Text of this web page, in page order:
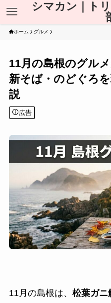
シマカン｜ト
ホーム グルメ
11月の島根のグル
新そば・のどぐろ
説
広告
11月の島根は、 松葉ガニ